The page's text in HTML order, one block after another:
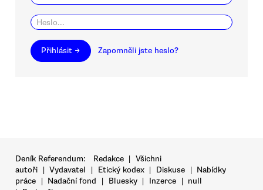
Přihlásit → Zapomněli jste heslo?
Deník Referendum: Redakce | Všichni
autoři | Vydavatel | Etický kodex | Diskuse | Nabídky
práce | Nadační fond | Bluesky | Inzerce | null